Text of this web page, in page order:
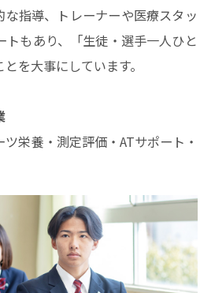
な指導、トレーナーや医療スタッ
トもあり、「生徒・選手一人ひと
を大事にしています。
栄養・測定評価・ATサポート・